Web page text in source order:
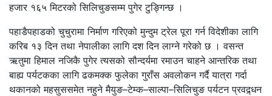
हजार १६५ मिटरको सिलिचुङसम्म पुगेर टुङ्गिन्छ ।
पहाडैपहाडको चुचुरामा निर्माण गरिएको मुन्दुम ट्रेल पूरा गर्न विदेशीका लागि
करिब १३ दिन तथा नेपालीका लागि दश दिन लाग्ने गरेको छ । वसन्त
ऋतुमा हिमाल नजिकै पुगेर त्यसको सौन्दर्यमा रमाउन चाहने आन्तरिक तथा
बाह्य पर्यटकका लागि ढकमक्क फुलेका गुराँस अवलोकन गर्दै यात्रा गर्दा
थकानको महसुससमेत नहुने मैयुङ–टेम्क–साल्पा–सिलिचुङ पर्यटन प्रवद्र्धन